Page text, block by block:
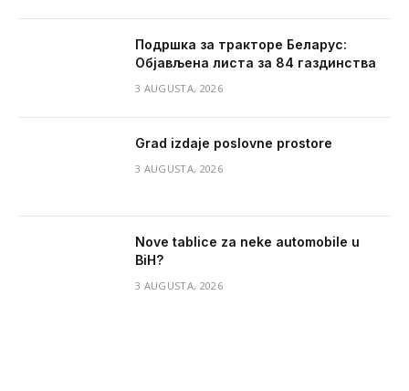
Подршка за тракторе Беларус:
Објављена листа за 84 газдинства
3 AUGUSTA, 2026
Grad izdaje poslovne prostore
3 AUGUSTA, 2026
Nove tablice za neke automobile u
BiH?
3 AUGUSTA, 2026